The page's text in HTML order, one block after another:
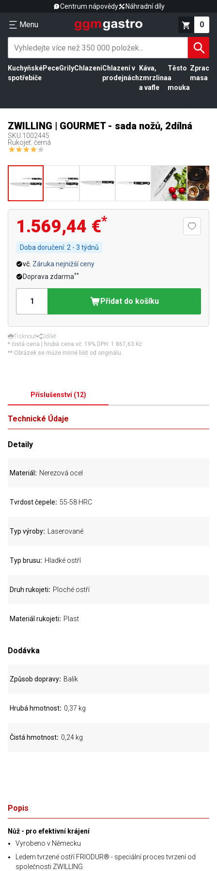
Centrum nápovědy Náhradní díly
Menu 0
Kuchyňské
spotřebiče
PeceGrilyChlazeníChlazení v
prodejnách
Káva,
zmrzlina
a vafle
Těsto
a
mouka
masa
ZWILLING | GOURMET - sada nožů, 2dílná
SKU 1002445
Rukojeť: černá
1.569,44 €*
Doba doručení: 2 - 3 týdnů
vč. Záruka nejnižší ceny
Doprava zdarma**
Přidat do košíku
Tisknout
Sdílet
* čistá cena | hrubá cena vč. 19% DPH: 1 867,63 Kč
** Obrázek se může mírně lišit od originálu.
Příslušenství(12)
Popis
Nůž - pro efektivní krájení
Vyrobeno v Německu
Ledem tvrzené ostří FRIODUR® - speciální proces tvrzení od
společnosti ZWILLING
Technické Údaje
Detaily
Materiál Nerezová ocel
Tvrdost čepele 55-58 HRC
Typ výroby Laserované
Typ brusu Hladké ostří
Druh rukojeti Ploché ostří
Materiál rukojeti Plast
Dodávka
Způsob dopravy Balík
Hrubá hmotnost 0,37 kg
Čistá hmotnost 0,24 kg